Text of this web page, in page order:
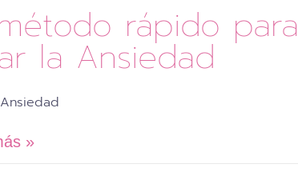
rápido para
la Ansiedad
»